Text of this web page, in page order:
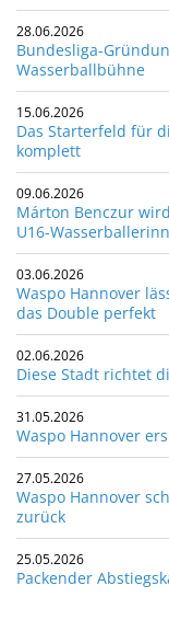
28.06.2026
Bundesliga-
Wasserballbühne
15.06.2026
Das Starterfeld für
komplett
09.06.2026
Márton Benczur
U16-
03.06.2026
Waspo Hannover
das Double perfekt
02.06.2026
Diese Stadt richtet
31.05.2026
Waspo Hannover
27.05.2026
Waspo Hannover
zurück
25.05.2026
Packender